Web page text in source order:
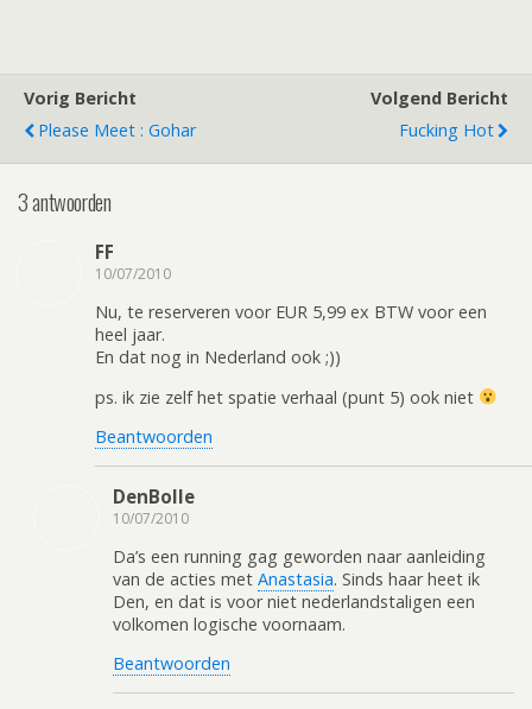
Vorig Bericht
Please Meet : Gohar
Volgend Bericht
Fucking Hot
3 antwoorden
FF
10/07/2010
Nu, te reserveren voor EUR 5,99 ex BTW voor een
heel jaar.
En dat nog in Nederland ook ;))
ps. ik zie zelf het spatie verhaal (punt 5) ook niet
Beantwoorden
DenBolle
10/07/2010
Da’s een running gag geworden naar aanleiding
van de acties met Anastasia. Sinds haar heet ik
Den, en dat is voor niet nederlandstaligen een
volkomen logische voornaam.
Beantwoorden